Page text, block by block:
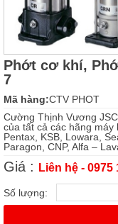
Phớt cơ khí,
7
Mã hàng:CTV PHOT
Cường Thịnh Vương
của tất cả các hãng
Pentax, KSB, Lowara,
Paragon, CNP, Alfa –
Giá : Liên hệ - 0975
Số lượng: